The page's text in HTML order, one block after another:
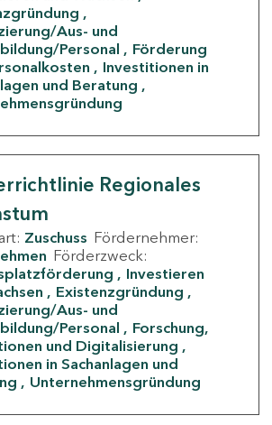
Aus- und
Personal
Förderung
Investitionen in
und Beratung
Regionales
Zuschuss Fördernehmer:
Förderzweck:
Investieren
Existenzgründung
Aus- und
Personal
Forschung,
und Digitalisierung
in Sachanlagen und
Unternehmensgründung